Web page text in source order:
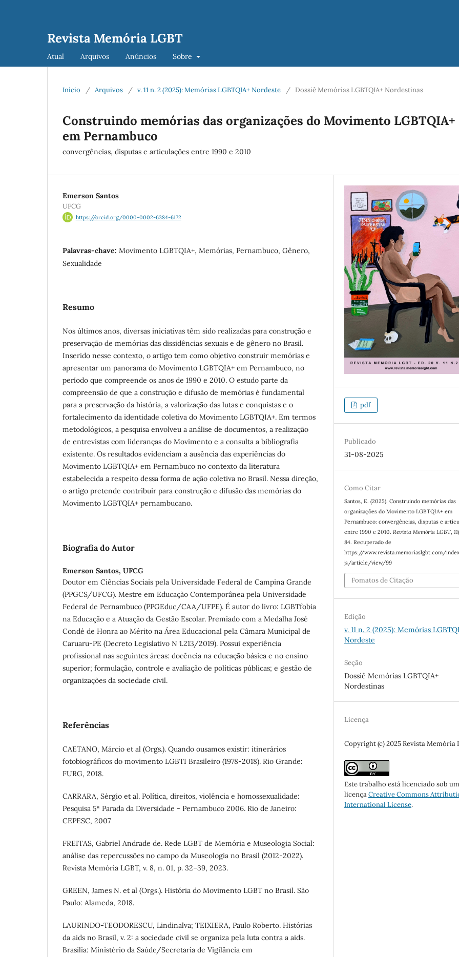
Revista Memória LGBT
Atual Arquivos Anúncios Sobre
Início / Arquivos / v. 11 n. 2 (2025): Memórias LGBTQIA+ Nordeste / Dossiê Memórias LGBTQIA+ Nordestinas
Construindo memórias das organizações do Movimento LGBTQIA+
em Pernambuco
convergências, disputas e articulações entre 1990 e 2010
Emerson Santos
UFCG
https://orcid.org/0000-0002-6384-6172
Palavras-chave: Movimento LGBTQIA+, Memórias, Pernambuco, Gênero,
Sexualidade
Resumo
Nos últimos anos, diversas iniciativas têm sido realizadas para construção e
preservação de memórias das dissidências sexuais e de gênero no Brasil.
Inserido nesse contexto, o artigo tem como objetivo construir memórias e
apresentar um panorama do Movimento LGBTQIA+ em Pernambuco, no
período que compreende os anos de 1990 e 2010. O estudo parte da
compreensão de que a construção e difusão de memórias é fundamental
para a preservação da história, a valorização das lutas e conquistas e o
fortalecimento da identidade coletiva do Movimento LGBTQIA+. Em termos
metodológicos, a pesquisa envolveu a análise de documentos, a realização
de entrevistas com lideranças do Movimento e a consulta a bibliografia
existente. Os resultados evidenciam a ausência das experiências do
Movimento LGBTQIA+ em Pernambuco no contexto da literatura
estabelecida a respeito dessa forma de ação coletiva no Brasil. Nessa direção,
o artigo pretende contribuir para construção e difusão das memórias do
Movimento LGBTQIA+ pernambucano.
Biografia do Autor
Emerson Santos, UFCG
Doutor em Ciências Sociais pela Universidade Federal de Campina Grande
(PPGCS/UFCG). Mestre em Educação Contemporânea pela Universidade
Federal de Pernambuco (PPGEduc/CAA/UFPE). É autor do livro: LGBTfobia
na Educação e a Atuação da Gestão Escolar. Premiado com a Medalha José
Condé de Honra ao Mérito na Área Educacional pela Câmara Municipal de
Caruaru-PE (Decreto Legislativo N 1.213/2019). Possui experiência
profissional nas seguintes áreas: docência na educação básica e no ensino
superior; formulação, controle e avaliação de políticas públicas; e gestão de
organizações da sociedade civil.
Referências
CAETANO, Márcio et al (Orgs.). Quando ousamos existir: itinerários
fotobiográficos do movimento LGBTI Brasileiro (1978-2018). Rio Grande:
FURG, 2018.
CARRARA, Sérgio et al. Política, direitos, violência e homossexualidade:
Pesquisa 5ª Parada da Diversidade - Pernambuco 2006. Rio de Janeiro:
CEPESC, 2007
FREITAS, Gabriel Andrade de. Rede LGBT de Memória e Museologia Social:
análise das repercussões no campo da Museologia no Brasil (2012-2022).
Revista Memória LGBT, v. 8, n. 01, p. 32–39, 2023.
GREEN, James N. et al (Orgs.). História do Movimento LGBT no Brasil. São
Paulo: Alameda, 2018.
LAURINDO-TEODORESCU, Lindinalva; TEIXIERA, Paulo Roberto. Histórias
da aids no Brasil, v. 2: a sociedade civil se organiza pela luta contra a aids.
Brasília: Ministério da Saúde/Secretaria de Vigilância em
pdf
Publicado
31-08-2025
Como Citar
Santos, E. (2025). Construindo memórias das
organizações do Movimento LGBTQIA+ em
Pernambuco: convergências, disputas e
entre 1990 e 2010. Revista Memória LGBT ,11
84. Recuperado de
https://www.revista.memoriaslgbt.com/
js/article/view/99
Fomatos de Citação
Edição
v. 11 n. 2 (2025): Memórias
Nordeste
Seção
Dossiê Memórias LGBTQIA+
Nordestinas
Licença
Copyright (c) 2025 Revista Memória
Este trabalho está licenciado sob
licençaCreative Commons
International License.